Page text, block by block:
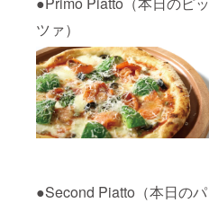
ツァ）
●Second Piatto（本日のパ